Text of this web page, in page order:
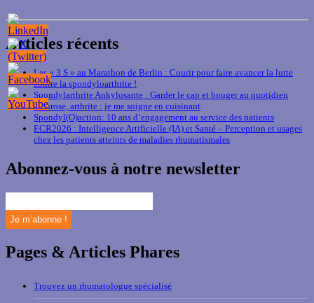
Articles récents
Les « 3 S » au Marathon de Berlin : Courir pour faire avancer la lutte
contre la spondyloarthrite !
Spondylarthrite Ankylosante : Garder le cap et bouger au quotidien
Arthrose, arthrite : je me soigne en cuisinant
Spondyl(O)action: 10 ans d’engagement au service des patients
ECR2026 : Intelligence Artificielle (IA) et Santé – Perception et usages
chez les patients atteints de maladies rhumatismales
Abonnez-vous à notre newsletter
Pages & Articles Phares
Trouvez un rhumatologue spécialisé